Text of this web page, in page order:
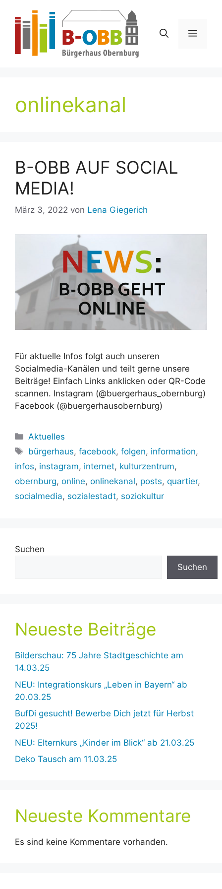
Inhalt
springen
Menü
onlinekanal
B-OBB AUF SOCIAL
MEDIA!
März 3, 2022 von Lena Giegerich
Für aktuelle Infos folgt auch unseren
Socialmedia-Kanälen und teilt gerne unsere
Beiträge! Einfach Links anklicken oder QR-Code
scannen. Instagram (@buergerhaus_obernburg)
Facebook (@buergerhausobernburg)
Kategorien
Aktuelles
Schlagwörter
bürgerhaus,facebook,folgen, information,
infos, instagram, internet, kulturzentrum,
obernburg, online, onlinekanal, posts, quartier,
socialmedia, sozialestadt, soziokultur
Suchen
Suchen
Neueste Beiträge
Bilderschau: 75 Jahre Stadtgeschichte am
14.03.25
NEU: Integrationskurs „Leben in Bayern“ ab
20.03.25
BufDi gesucht! Bewerbe Dich jetzt für Herbst
2025!
NEU: Elternkurs „Kinder im Blick“ ab 21.03.25
Deko Tausch am 11.03.25
Neueste Kommentare
Es sind keine Kommentare vorhanden.